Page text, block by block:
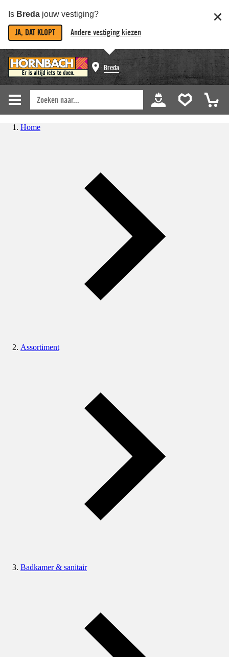
Is Breda jouw vestiging?
JA, DAT KLOPT Andere vestiging kiezen
Breda
Home
Assortiment
Badkamer & sanitair